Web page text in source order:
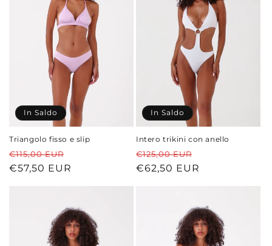
In Saldo
Triangolo fisso e slip
Prezzo
di
€115,00 EUR
scontato
€57,50 EUR
In Saldo
Intero trikini con anello
Prezzo
di
€125,00 EUR
scontato
€62,50 EUR